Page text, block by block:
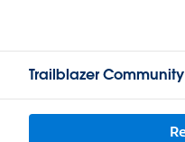
Trailblazer Community